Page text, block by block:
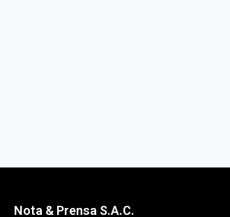
Nota & Prensa S.A.C.